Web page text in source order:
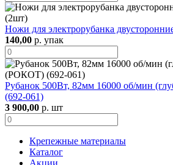
Ножи для электрорубанка
140,00 р. упак
Рубанок 500Вт, 82мм 16000 об/мин
(692-061)
3 900,00 р. шт
Крепежные материалы
Каталог
Акции